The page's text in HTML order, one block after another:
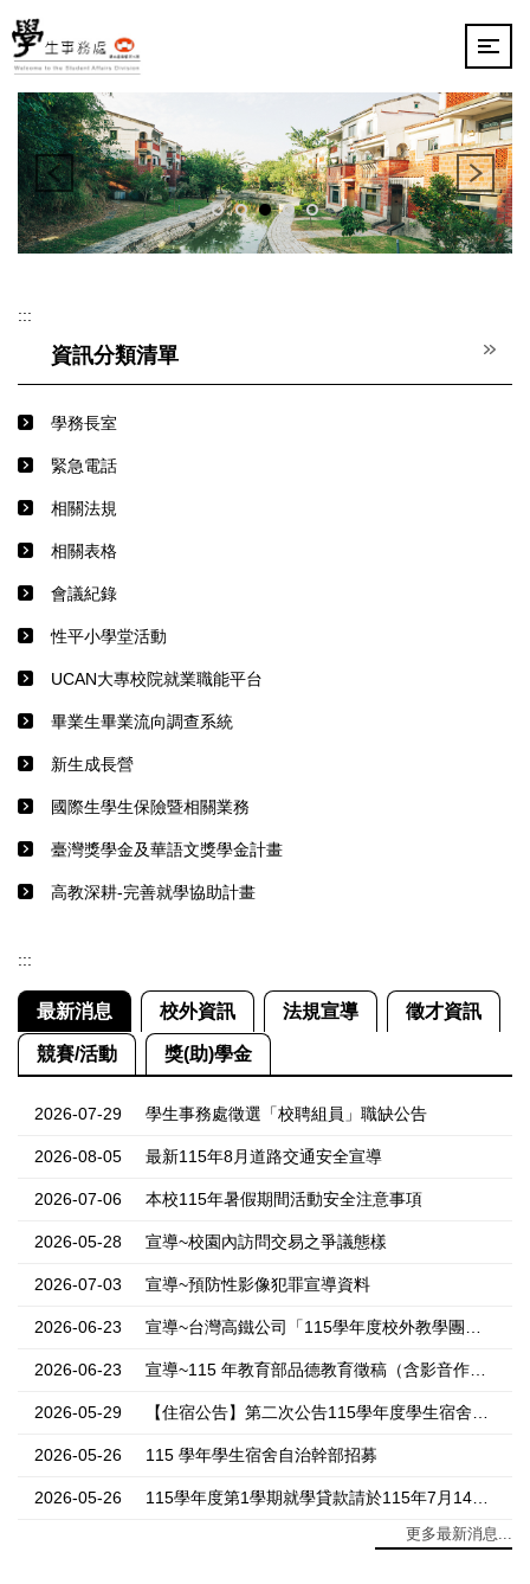
跳
到
主
要
內
容
區
:::
資訊分類清單
學務長室
緊急電話
相關法規
相關表格
會議紀錄
性平小學堂活動
UCAN大專校院就業職能平台
畢業生畢業流向調查系統
新生成長營
國際生學生保險暨相關業務
臺灣獎學金及華語文獎學金計畫
高教深耕-完善就學協助計畫
:::
最新消息 校外資訊 法規宣導 徵才資訊
競賽/活動 獎(助)學金
2026-07-29 學生事務處徵選「校聘組員」職缺公告
2026-08-05 最新115年8月道路交通安全宣導
2026-07-06 本校115年暑假期間活動安全注意事項
2026-05-28 宣導~校園內訪問交易之爭議態樣
2026-07-03 宣導~預防性影像犯罪宣導資料
2026-06-23 宣導~台灣高鐵公司「115學年度校外教學團體優惠專案」
2026-06-23 宣導~115 年教育部品德教育徵稿（含影音作品）評選活動實施計畫
2026-05-29 【住宿公告】第二次公告115學年度學生宿舍空床位補宿作業(舊生)
2026-05-26 115 學年學生宿舍自治幹部招募
2026-05-26 115學年度第1學期就學貸款請於115年7月14日前提出申請（舊生、第1梯新生）
更多最新消息...